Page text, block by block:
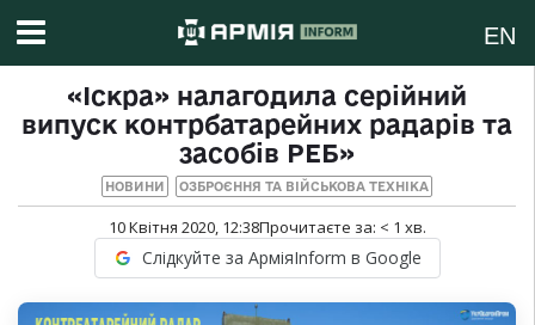
EN
«Іскра» налагодила серійний
випуск контрбатарейних радарів та
засобів РЕБ»
НОВИНИ ОЗБРОЄННЯ ТА ВІЙСЬКОВА ТЕХНІКА
10 Квітня 2020, 12:38Прочитаєте за: < 1 хв.
Слідкуйте за АрміяInform в Google